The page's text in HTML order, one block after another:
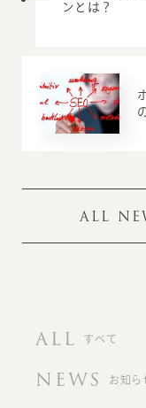
ンとは？
ALL
ALL すべて
NEWS お知ら